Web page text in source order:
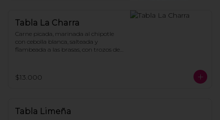
Tabla La Charra
Carne picada, marinada al chipotle
con cebolla blanca, salteada y
flambeada a las brasas, con trozos de
queso derretido. (1 ó 2 personas)
$13.000
Tabla Limeña